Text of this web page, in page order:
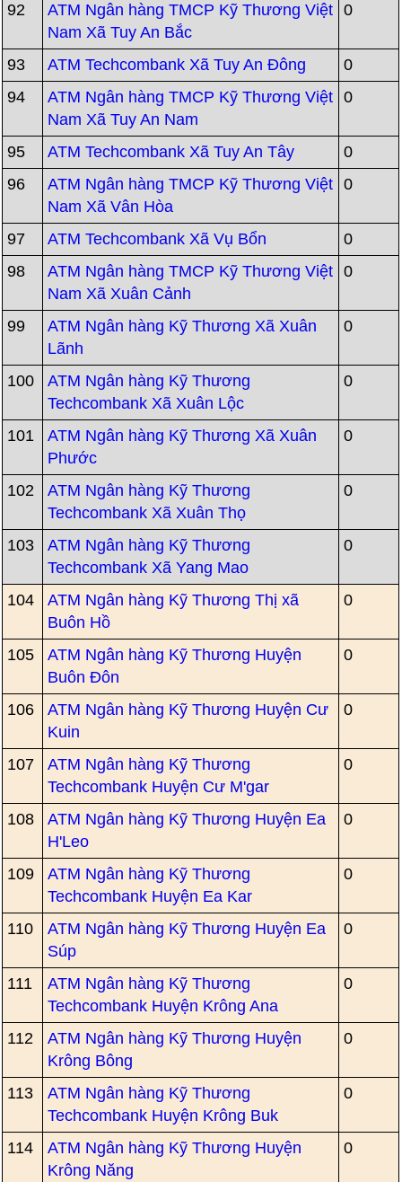
92
ATM Ngân hàng TMCP Kỹ Thương Việt
Nam Xã Tuy An Bắc
0
93 ATM Techcombank Xã Tuy An Đông
0
94
ATM Ngân hàng TMCP Kỹ Thương Việt
Nam Xã Tuy An Nam
0
95 ATM Techcombank Xã Tuy An Tây
0
96
ATM Ngân hàng TMCP Kỹ Thương Việt
Nam Xã Vân Hòa
0
97 ATM Techcombank Xã Vụ Bổn
0
98
ATM Ngân hàng TMCP Kỹ Thương Việt
Nam Xã Xuân Cảnh
0
99
ATM Ngân hàng Kỹ Thương Xã Xuân
Lãnh
0
100
ATM Ngân hàng Kỹ Thương
Techcombank Xã Xuân Lộc
0
101
ATM Ngân hàng Kỹ Thương Xã Xuân
Phước
0
102
ATM Ngân hàng Kỹ Thương
Techcombank Xã Xuân Thọ
0
103
ATM Ngân hàng Kỹ Thương
Techcombank Xã Yang Mao
0
104
ATM Ngân hàng Kỹ Thương Thị xã
Buôn Hồ
0
105
ATM Ngân hàng Kỹ Thương Huyện
Buôn Đôn
0
106
ATM Ngân hàng Kỹ Thương Huyện Cư
Kuin
0
107
ATM Ngân hàng Kỹ Thương
Techcombank Huyện Cư M'gar
0
108
ATM Ngân hàng Kỹ Thương Huyện Ea
H'Leo
0
109
ATM Ngân hàng Kỹ Thương
Techcombank Huyện Ea Kar
0
110
ATM Ngân hàng Kỹ Thương Huyện Ea
Súp
0
111
ATM Ngân hàng Kỹ Thương
Techcombank Huyện Krông Ana
0
112
ATM Ngân hàng Kỹ Thương Huyện
Krông Bông
0
113
ATM Ngân hàng Kỹ Thương
Techcombank Huyện Krông Buk
0
114
ATM Ngân hàng Kỹ Thương Huyện
Krông Năng
0